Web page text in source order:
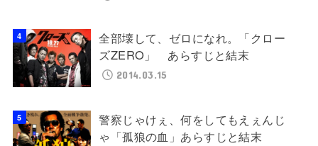
全部壊して、ゼロになれ。「クロー
ズZERO」 あらすじと結末
2014.03.15
警察じゃけぇ、何をしてもえぇんじ
ゃ「孤狼の血」あらすじと結末